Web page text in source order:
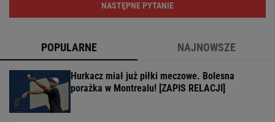
NASTĘPNE PYTANIE
POPULARNE NAJNOWSZE
Hurkacz miał już piłki meczowe. Bolesna
porażka w Montrealu! [ZAPIS RELACJI]